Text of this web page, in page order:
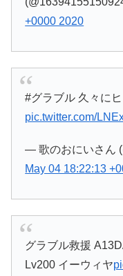
+0000 2020
#グラブル 久々に
pic.twitter.com/
— 歌のおにいさん
May 04 18:22:13
グラブル救援
Lv200 イーウィヤ